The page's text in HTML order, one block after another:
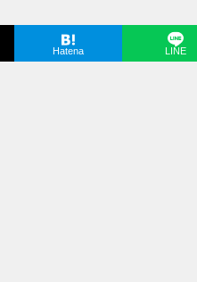
Hatena LINE